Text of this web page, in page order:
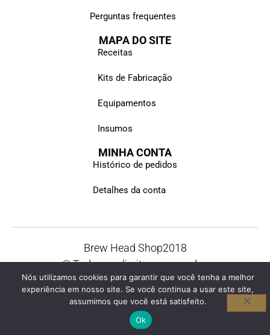
Perguntas frequentes
MAPA DO SITE
Receitas
Kits de Fabricação
Equipamentos
Insumos
MINHA CONTA
Histórico de pedidos
Detalhes da conta
Brew Head Shop2018
© Todos os direitos reservados
Nós utilizamos cookies para garantir que você tenha a melhor
experiência em nosso site. Se você continua a usar este site,
assumimos que você está satisfeito.
Ok